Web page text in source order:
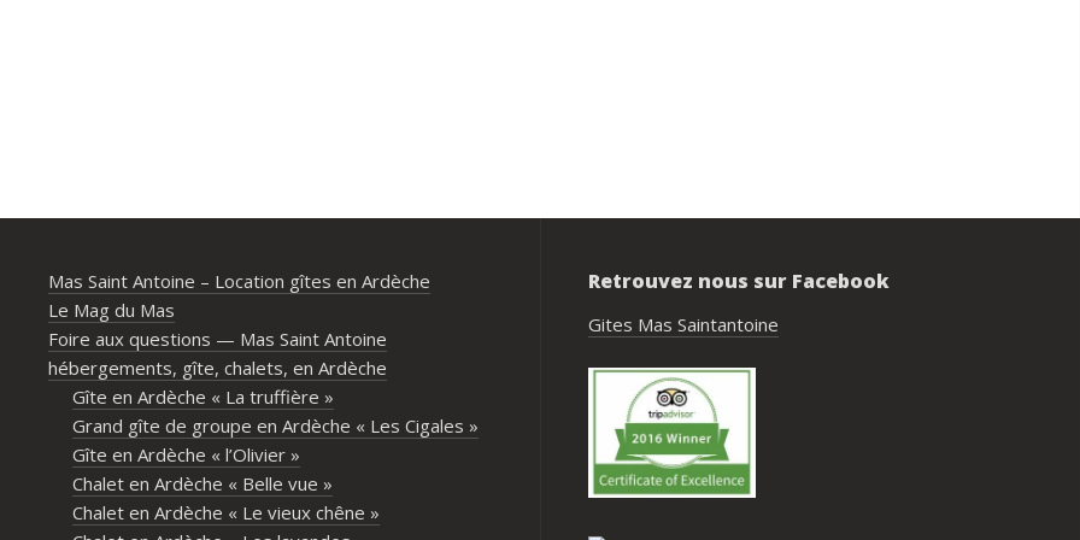
Mas Saint Antoine – Location gîtes en Ardèche
Le Mag du Mas
Foire aux questions — Mas Saint Antoine
hébergements, gîte, chalets, en Ardèche
Gîte en Ardèche « La truffière »
Grand gîte de groupe en Ardèche « Les Cigales »
Gîte en Ardèche « l’Olivier »
Chalet en Ardèche « Belle vue »
Chalet en Ardèche « Le vieux chêne »
Retrouvez nous sur Facebook
Gites Mas Saintantoine